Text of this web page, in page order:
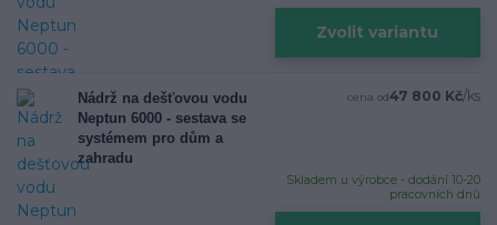
Zvolit variantu
Nádrž na dešťovou vodu
Neptun 6000 - sestava se
systémem pro dům a
zahradu
cena od47 800 Kč/ks
Skladem u výrobce - dodání 10-20
pracovních dnů